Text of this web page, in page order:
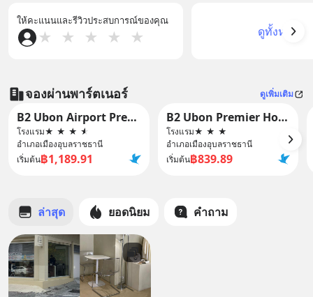
ให้คะแนนและรีวิวประสบการณ์ของคุณ
★ ★ ★ ★ ★ ดูทั้งหมด
จองผ่านพาร์ตเนอร์ ดูเพิ่มเติม
B2 Ubon Airport Premier Hotel
โรงแรม★ ★ ★ ★
อำเภอเมืองอุบลราชธานี
เริ่มต้น฿1,189.91
B2 Ubon Premier Hotel
โรงแรม★ ★ ★
อำเภอเมืองอุบลราชธานี
เริ่มต้น฿839.89
ล่าสุด ยอดนิยม คำถาม